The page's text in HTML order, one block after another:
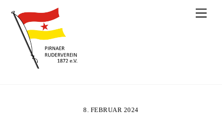
content
8. FEBRUAR 2024